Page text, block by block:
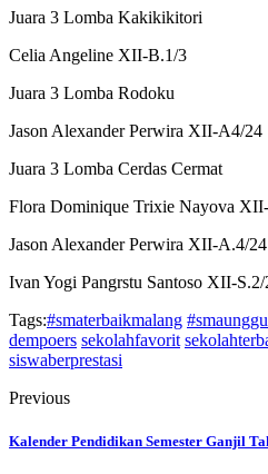
Juara 3 Lomba Kakikikitori
Celia Angeline XII-B.1/3
Juara 3 Lomba Rodoku
Jason Alexander Perwira XII-A4/24
Juara 3 Lomba Cerdas Cermat
Flora Dominique Trixie Nayova
Jason Alexander Perwira XII-A.4/24
Ivan Yogi Pangrstu Santoso XII-S.2/
Tags:#smaterbaikmalang
dempoers sekolahfavorit
siswaberprestasi
Previous
Kalender Pendidikan Semester Ganjil